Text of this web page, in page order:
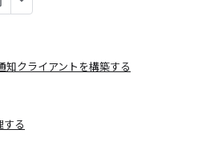
知クライアントを構築する
する